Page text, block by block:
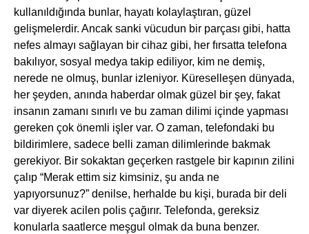
kullanıldığında bunlar, hayatı kolaylaştıran, güzel
gelişmelerdir. Ancak sanki vücudun bir parçası gibi, hatta
nefes almayı sağlayan bir cihaz gibi, her fırsatta telefona
bakılıyor, sosyal medya takip ediliyor, kim ne demiş,
nerede ne olmuş, bunlar izleniyor. Küreselleşen dünyada,
her şeyden, anında haberdar olmak güzel bir şey, fakat
insanın zamanı sınırlı ve bu zaman dilimi içinde yapması
gereken çok önemli işler var. O zaman, telefondaki bu
bildirimlere, sadece belli zaman dilimlerinde bakmak
gerekiyor. Bir sokaktan geçerken rastgele bir kapının zilini
çalıp “Merak ettim siz kimsiniz, şu anda ne
yapıyorsunuz?” denilse, herhalde bu kişi, burada bir deli
var diyerek acilen polis çağırır. Telefonda, gereksiz
konularla saatlerce meşgul olmak da buna benzer.